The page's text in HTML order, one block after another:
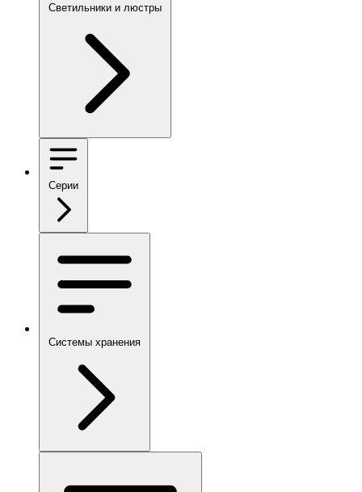
Светильники и люстры
Серии
Системы хранения